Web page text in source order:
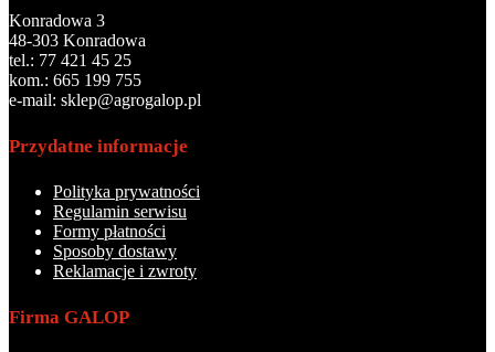
Konradowa 3
48-303 Konradowa
tel.: 77 421 45 25
kom.: 665 199 755
e-mail: sklep@agrogalop.pl
Przydatne informacje
Polityka prywatności
Regulamin serwisu
Formy płatności
Sposoby dostawy
Reklamacje i zwroty
Firma GALOP